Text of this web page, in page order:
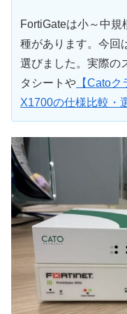
FortiGateは小～中
種があります。今回
選びました。実際の
タシートや 【Cato
X1700の仕様比較・